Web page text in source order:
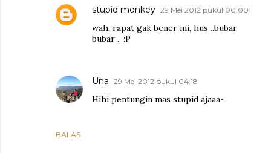
BALAS
stupid monkey 29 Mei 2012 pukul 00.00
wah, rapat gak bener ini, hus ..bubar
bubar .. :P
Una 29 Mei 2012 pukul 04.18
Hihi pentungin mas stupid ajaaa~